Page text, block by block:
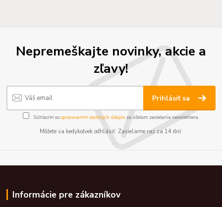
Nepremeškajte novinky, akcie a
zľavy!
Prihlásiť sa
Súhlasím sospracovaním osobných údajov za účelom zasielania newslettera.
Môžete sa kedykoľvek odhlásiť. Zasielame raz za 14 dní.
Informácie pre zákazníkov